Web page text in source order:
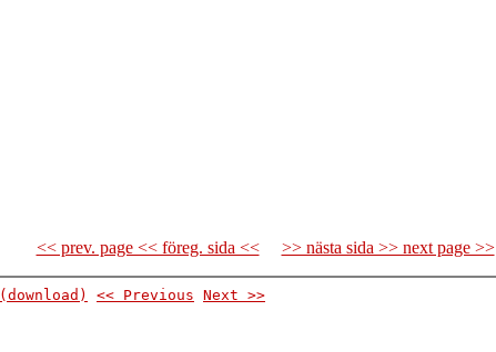
<< prev. page << föreg. sida <<
>> nästa sida >> next page >>
(download) << Previous Next >>